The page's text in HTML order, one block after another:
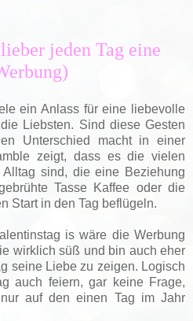
jeden Tag eine
ein Anlass für eine liebevolle
Liebsten. Sind diese Gesten
Unterschied macht in einer
zeigt, dass es die vielen
sind, die eine Beziehung
Tasse Kaffee oder die
Start in den Tag beflügeln.
is wäre die Werbung
wirklich süß und bin auch eher
seine Liebe zu zeigen. Logisch
auch feiern, gar keine Frage,
auf den einen Tag im Jahr